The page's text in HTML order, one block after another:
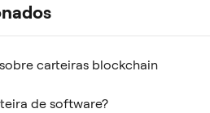
carteiras blockchain
de software?